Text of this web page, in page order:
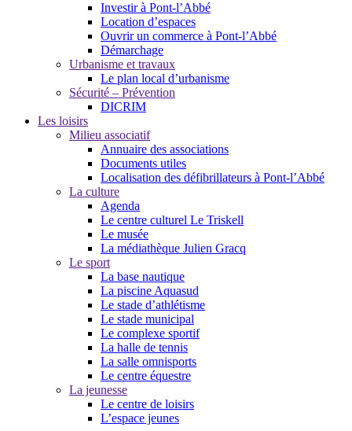
Investir à Pont-l’Abbé
Location d’espaces
Ouvrir un commerce à Pont-l’Abbé
Démarchage
Urbanisme et travaux
Le plan local d’urbanisme
Sécurité – Prévention
DICRIM
Les loisirs
Milieu associatif
Annuaire des associations
Documents utiles
Localisation des défibrillateurs à Pont-l’Abbé
La culture
Agenda
Le centre culturel Le Triskell
Le musée
La médiathèque Julien Gracq
Le sport
La base nautique
La piscine Aquasud
Le stade d’athlétisme
Le stade municipal
Le complexe sportif
La halle de tennis
La salle omnisports
Le centre équestre
La jeunesse
Le centre de loisirs
L’espace jeunes